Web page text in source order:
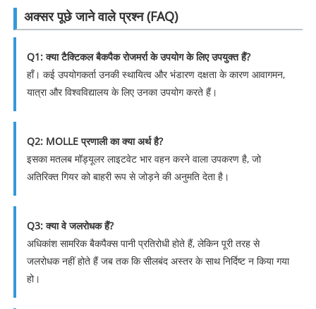
अक्सर पूछे जाने वाले प्रश्न (FAQ)
Q1: क्या टैक्टिकल बैकपैक रोजमर्रा के उपयोग के लिए उपयुक्त हैं?
हाँ। कई उपयोगकर्ता उनकी स्थायित्व और भंडारण दक्षता के कारण आवागमन,
यात्रा और विश्वविद्यालय के लिए उनका उपयोग करते हैं।
Q2: MOLLE प्रणाली का क्या अर्थ है?
इसका मतलब मॉड्यूलर लाइटवेट भार वहन करने वाला उपकरण है, जो
अतिरिक्त गियर को बाहरी रूप से जोड़ने की अनुमति देता है।
Q3: क्या वे जलरोधक हैं?
अधिकांश सामरिक बैकपैक्स पानी प्रतिरोधी होते हैं, लेकिन पूरी तरह से
जलरोधक नहीं होते हैं जब तक कि सीलबंद अस्तर के साथ निर्दिष्ट न किया गया
हो।